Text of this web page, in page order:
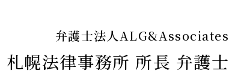
弁護士法人ALG&Associates
札幌法律事務所 所長 弁護士